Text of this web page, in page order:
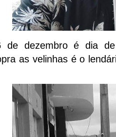
de dezembro é dia
as velinhas é o